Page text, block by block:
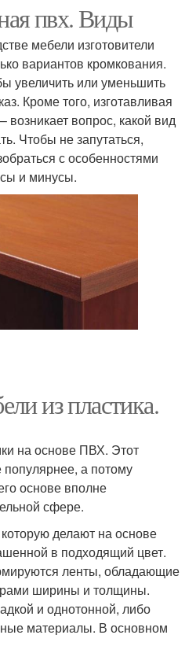
пвх. Виды
мебели изготовители
вариантов кромкования.
увеличить или уменьшить
Кроме того, изготавливая
возникает вопрос, какой вид
Чтобы не запутаться,
с особенностями
и минусы.
из пластика.
на основе ПВХ. Этот
популярнее, а потому
основе вполне
сфере.
делают на основе
в подходящий цвет.
ленты, обладающие
ширины и толщины.
и однотонной, либо
материалы. В основном